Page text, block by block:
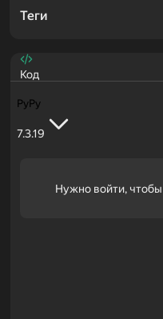
Теги
Код
PyPy
7.3.19
Нужно войти,